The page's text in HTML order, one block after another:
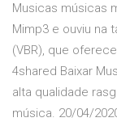
Musicas músicas
Mimp3 e ouviu na
(VBR), que
4shared Baixar
alta qualidade
música. 20/04/